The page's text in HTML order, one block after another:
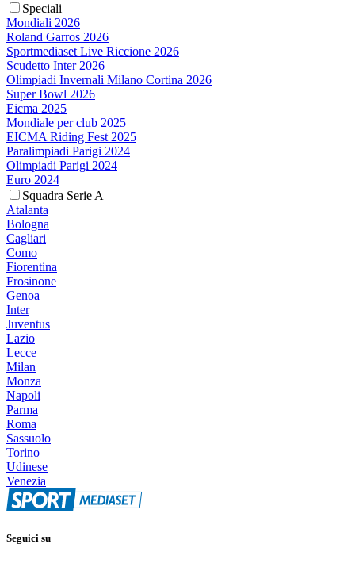
Speciali
Mondiali 2026
Roland Garros 2026
Sportmediaset Live Riccione 2026
Scudetto Inter 2026
Olimpiadi Invernali Milano Cortina 2026
Super Bowl 2026
Eicma 2025
Mondiale per club 2025
EICMA Riding Fest 2025
Paralimpiadi Parigi 2024
Olimpiadi Parigi 2024
Euro 2024
Squadra Serie A
Atalanta
Bologna
Cagliari
Como
Fiorentina
Frosinone
Genoa
Inter
Juventus
Lazio
Lecce
Milan
Monza
Napoli
Parma
Roma
Sassuolo
Torino
Udinese
Venezia
Seguici su